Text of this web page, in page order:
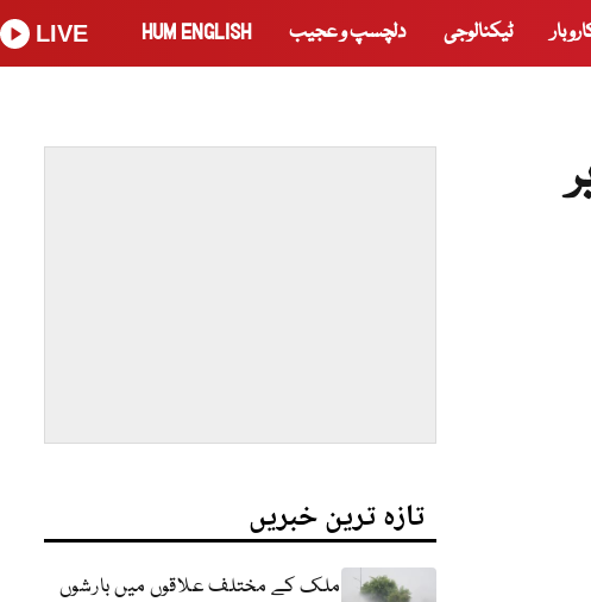
ٹیکنالوجی دلچسپ و عجیب HUM ENGLISH
LIVE
تازہ ترین خبریں
ملک کے مختلف علاقوں میں بارشوں